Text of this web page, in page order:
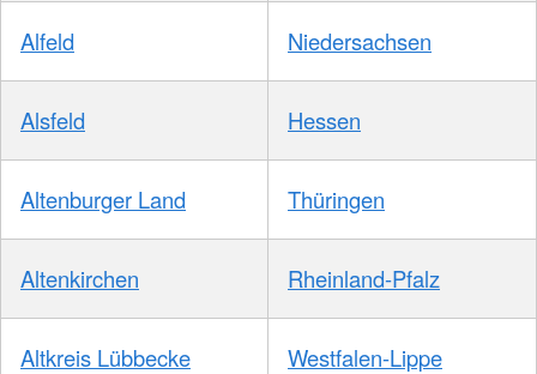
Alfeld Niedersachsen
Alsfeld Hessen
Altenburger Land Thüringen
Altenkirchen Rheinland-Pfalz
Altkreis Lübbecke Westfalen-Lippe